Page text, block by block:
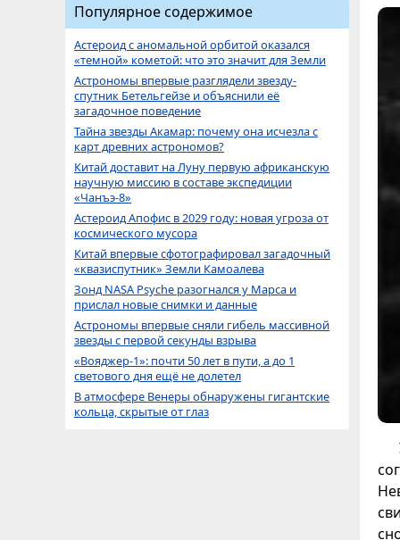
Популярное содержимое
Астероид с аномальной орбитой оказался
«темной» кометой: что это значит для Земли
Астрономы впервые разглядели звезду-
спутник Бетельгейзе и объяснили её
загадочное поведение
Тайна звезды Акамар: почему она исчезла с
карт древних астрономов?
Китай доставит на Луну первую африканскую
научную миссию в составе экспедиции
«Чанъэ-8»
Астероид Апофис в 2029 году: новая угроза от
космического мусора
Китай впервые сфотографировал загадочный
«квазиспутник» Земли Камоалева
Зонд NASA Psyche разогнался у Марса и
прислал новые снимки и данные
Астрономы впервые сняли гибель массивной
звезды с первой секунды взрыва
«Вояджер-1»: почти 50 лет в пути, а до 1
светового дня ещё не долетел
В атмосфере Венеры обнаружены гигантские
кольца, скрытые от глаз